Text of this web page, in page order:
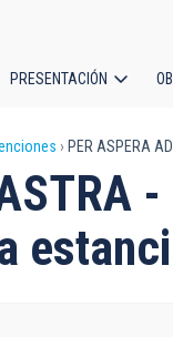
principal
PRESENTACIÓN
PER ASPERA